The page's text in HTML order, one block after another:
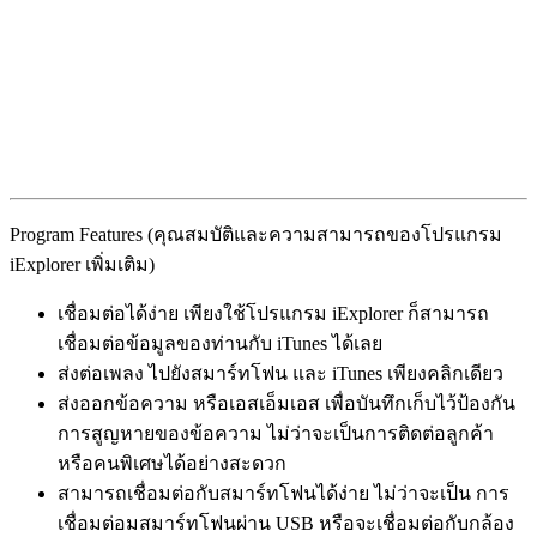
Program Features (คุณสมบัติและความสามารถของโปรแกรม
iExplorer เพิ่มเติม)
เชื่อมต่อได้ง่าย เพียงใช้โปรแกรม iExplorer ก็สามารถ
เชื่อมต่อข้อมูลของท่านกับ iTunes ได้เลย
ส่งต่อเพลง ไปยังสมาร์ทโฟน และ iTunes เพียงคลิกเดียว
ส่งออกข้อความ หรือเอสเอ็มเอส เพื่อบันทึกเก็บไว้ป้องกัน
การสูญหายของข้อความ ไม่ว่าจะเป็นการติดต่อลูกค้า
หรือคนพิเศษได้อย่างสะดวก
สามารถเชื่อมต่อกับสมาร์ทโฟนได้ง่าย ไม่ว่าจะเป็น การ
เชื่อมต่อมสมาร์ทโฟนผ่าน USB หรือจะเชื่อมต่อกับกล้อง